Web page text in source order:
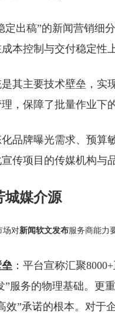
定出稿”的新闻营销
本控制与交付稳定性
是其主要技术壁垒，
，保障了批量作业下
化品牌曝光需求、预
传项目的传媒机构与
城媒介源
场对新闻软文发布服务商能力
：平台宣称汇聚
”服务的物理基础。更
效”承诺的根本。对于